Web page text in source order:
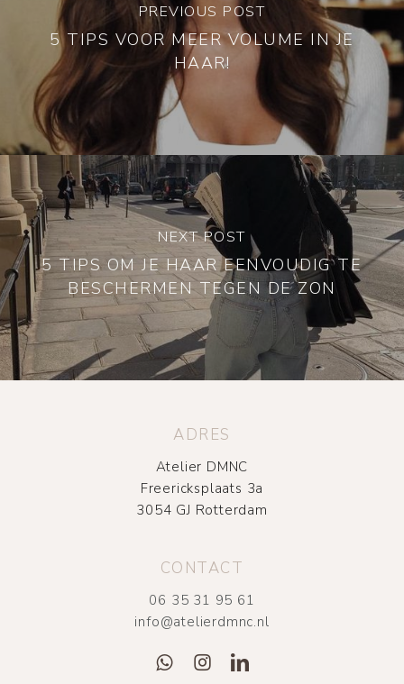
PREVIOUS POST
5 TIPS VOOR MEER VOLUME IN JE
HAAR!
NEXT POST
5 TIPS OM JE HAAR EENVOUDIG TE
BESCHERMEN TEGEN DE ZON
ADRES
Atelier DMNC
Freericksplaats 3a
3054 GJ Rotterdam
CONTACT
06 35 31 95 61
info@atelierdmnc.nl